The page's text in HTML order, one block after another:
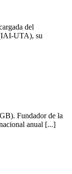
del
UTA), su
Fundador de la
anual [...]